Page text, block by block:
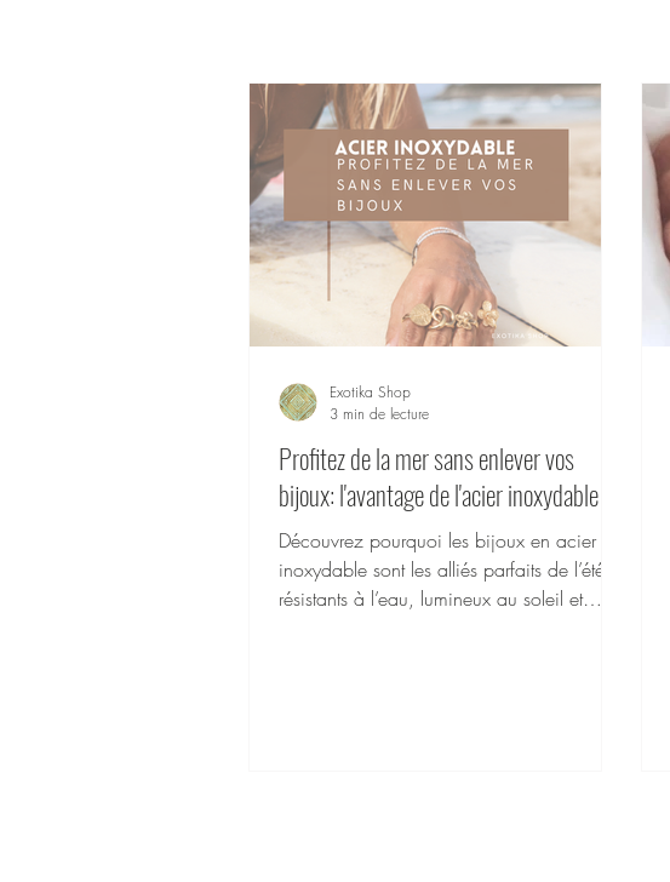
Profitez de la mer sans enlever vos
bijoux: l'avantage de l'acier inoxydable
Découvrez pourquoi les bijoux en acier
inoxydable sont les alliés parfaits de l’été :
résistants à l’eau, lumineux au soleil et
Exotika Shop
3 min de lecture